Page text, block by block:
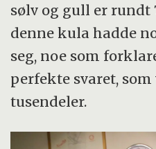
sølv og gull er rundt
denne kula hadde
seg, noe som
perfekte svaret,
tusendeler.